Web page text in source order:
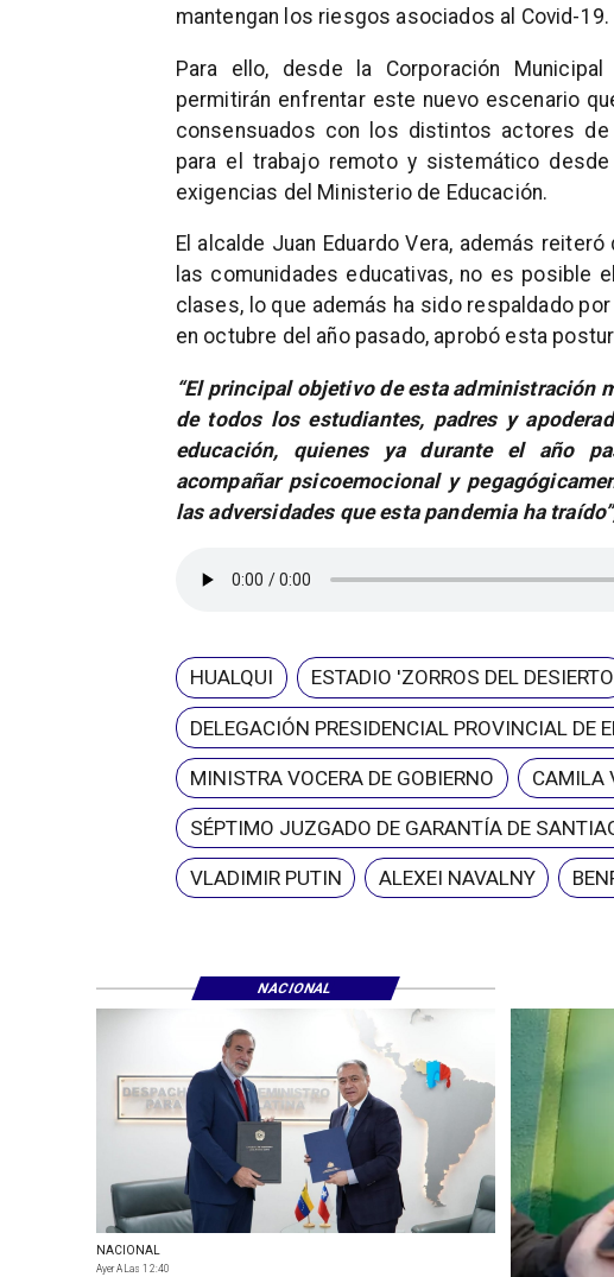
mantengan los riesgos asociados al Covid-19.
Para ello, desde la Corporación
permitirán enfrentar este nuevo escenario
consensuados con los distintos actores
para el trabajo remoto y sistemático
exigencias del Ministerio de Educación.
El alcalde Juan Eduardo Vera, además
las comunidades educativas, no es posible
clases, lo que además ha sido respaldado
en octubre del año pasado, aprobó esta
“El principal objetivo de esta administración
de todos los estudiantes, padres y
educación, quienes ya durante el año
acompañar psicoemocional y
las adversidades que esta pandemia ha
HUALQUI ESTADIO 'ZORROS DEL DESIERTO
DELEGACIÓN PRESIDENCIAL PROVINCIAL DE
MINISTRA VOCERA DE GOBIERNO CAMILA
SÉPTIMO JUZGADO DE GARANTÍA DE
VLADIMIR PUTIN ALEXEI NAVALNY
NACIONAL
Ayer A Las 12:40
NACIONAL